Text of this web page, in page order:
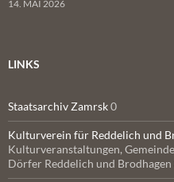
14. MAI 2026
LINKS
Staatsarchiv Zamrsk0
Kulturverein für Reddelich und
Kulturveranstaltungen,
Dörfer Reddelich und Brodhagen